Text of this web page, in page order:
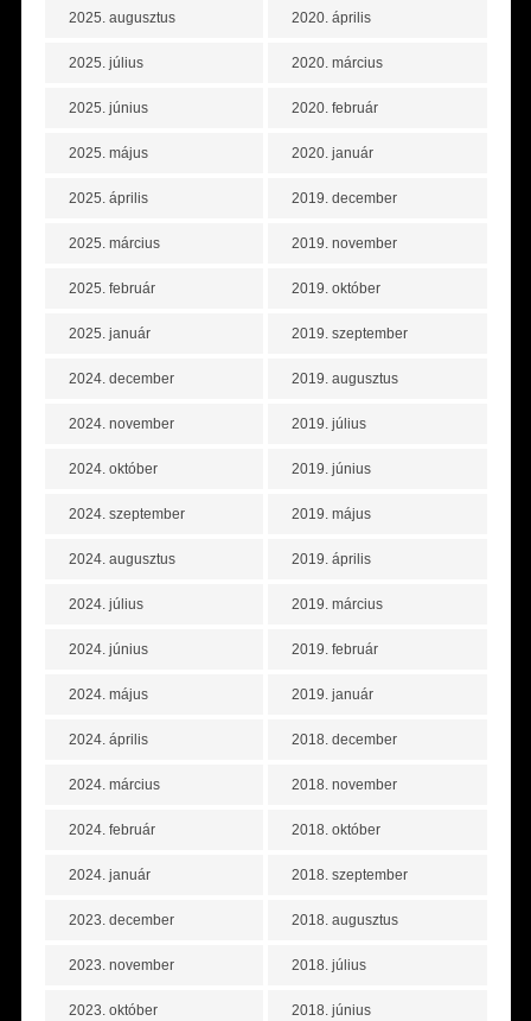
2025. augusztus
2025. július
2025. június
2025. május
2025. április
2025. március
2025. február
2025. január
2024. december
2024. november
2024. október
2024. szeptember
2024. augusztus
2024. július
2024. június
2024. május
2024. április
2024. március
2024. február
2024. január
2023. december
2023. november
2023. október
2020. április
2020. március
2020. február
2020. január
2019. december
2019. november
2019. október
2019. szeptember
2019. augusztus
2019. július
2019. június
2019. május
2019. április
2019. március
2019. február
2019. január
2018. december
2018. november
2018. október
2018. szeptember
2018. augusztus
2018. július
2018. június